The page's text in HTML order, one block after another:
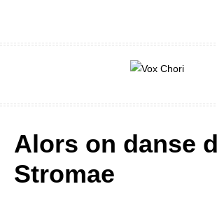
contenu
Alors on danse
Stromae